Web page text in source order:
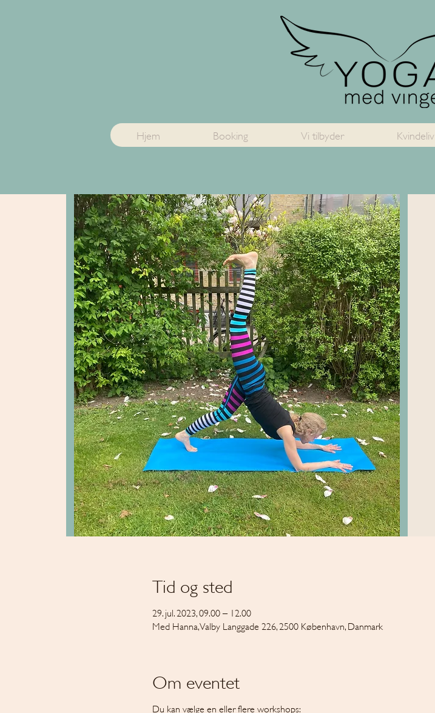
Hjem Booking Vi tilbyder Kvindeliv
Tid og sted
29. jul. 2023, 09.00 – 12.00
Med Hanna, Valby Langgade 226, 2500 København, Danmark
Om eventet
Du kan vælge en eller flere workshops: